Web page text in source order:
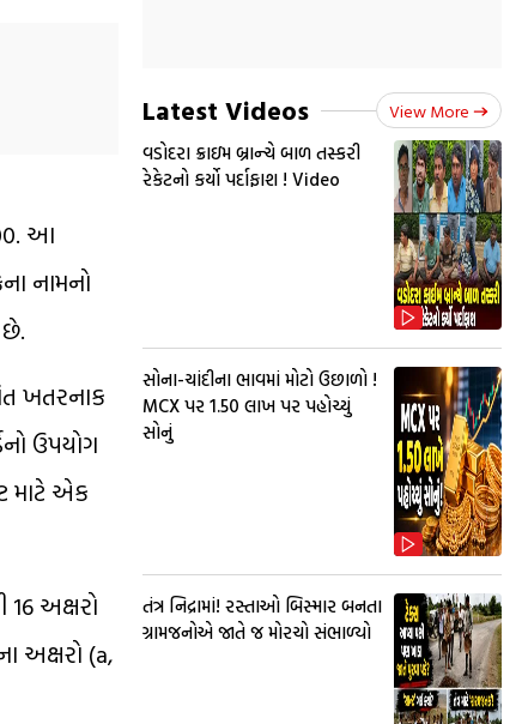
આ
નામનો
ખતરનાક
ઉપયોગ
માટે એક
અક્ષરો
અક્ષરો (a,
Latest Videos View More
વડોદરા ક્રાઇમ બ્રાન્ચે બાળ તસ્કરી
રેકેટનો કર્યો પર્દાફાશ ! Video
સોના-ચાંદીના ભાવમાં મોટો ઉછાળો !
MCX પર ₹1.50 લાખ પર પહોચ્યું
સોનું
તંત્ર નિદ્રામાં! રસ્તાઓ બિસ્માર બનતા
ગ્રામજનોએ જાતે જ મોરચો સંભાળ્યો